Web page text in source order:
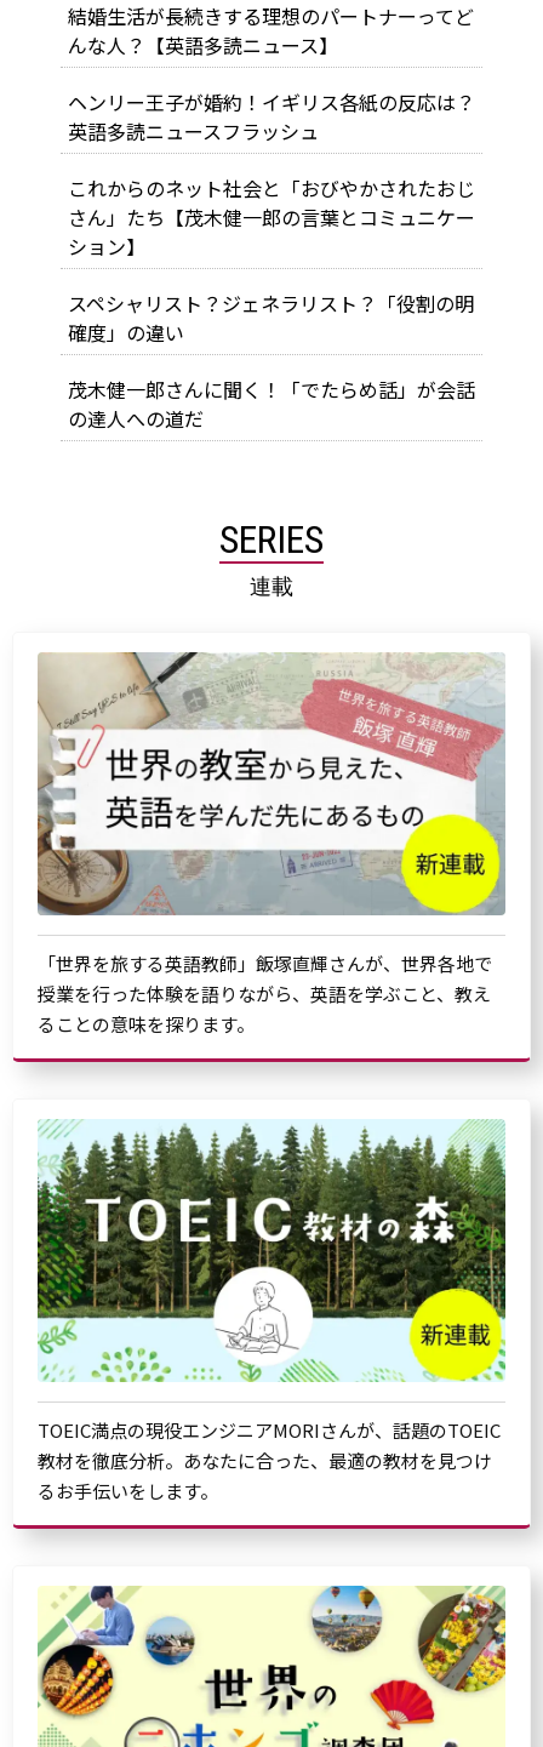
結婚生活が長続きする理想のパートナーってど
んな人？【英語多読ニュース】
ヘンリー王子が婚約！イギリス各紙の反応は？
英語多読ニュースフラッシュ
これからのネット社会と「おびやかされたおじ
さん」たち【茂木健一郎の言葉とコミュニケー
ション】
スペシャリスト？ジェネラリスト？「役割の明
確度」の違い
茂木健一郎さんに聞く！「でたらめ話」が会話
の達人への道だ
SERIES
連載
「世界を旅する英語教師」飯塚直輝さんが、世界各地で
授業を行った体験を語りながら、英語を学ぶこと、教え
ることの意味を探ります。
TOEIC満点の現役エンジニアMORIさんが、話題のTOEIC
教材を徹底分析。あなたに合った、最適の教材を見つけ
るお手伝いをします。